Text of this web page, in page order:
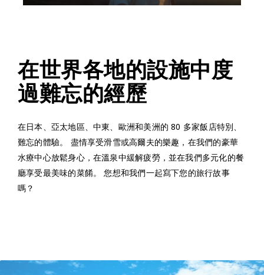
在世界各地的設施中度
過難忘的經歷
在日本、亞太地區、中東、歐洲和美洲的 80 多家飯店特別、
難忘的體驗。 盡情享受滑雪或高爾夫的樂趣，在我們的豪華
水療中心放鬆身心，在溫泉中緩解疲勞，並在我們多元化的餐
廳享受最美味的菜餚。 您想和我們一起寫下您的旅行故事
嗎？